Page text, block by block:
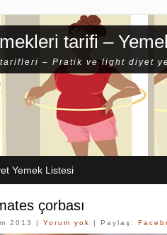
tarifi –
– Pratik ve light diyet
Yemek Listesi
çorbası
2013 | Yorum yok | Paylaş: